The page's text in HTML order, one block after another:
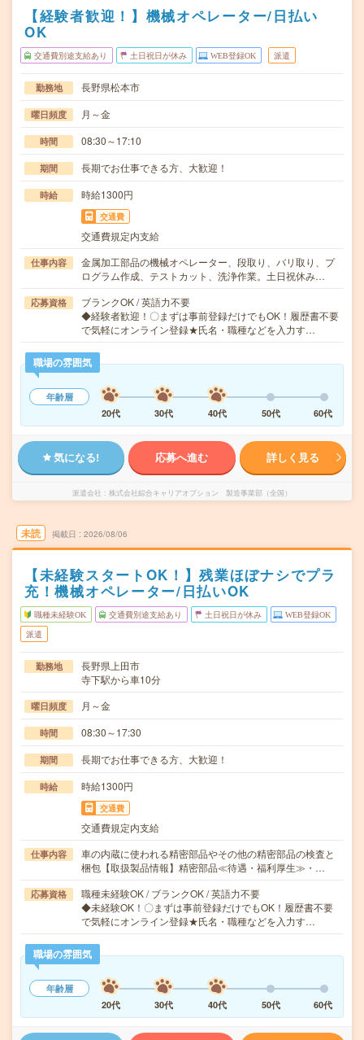
【経験者歓迎！】機械オペレーター/日払い
OK
交通費別途支給あり 土日祝日が休み WEB登録OK 派遣
勤務地 長野県松本市
曜日頻度 月～金
時間 08:30～17:10
期間 長期でお仕事できる方、大歓迎！
時給 時給1300円
交通費
交通費規定内支給
仕事内容
金属加工部品の機械オペレーター、段取り、バリ取り、プ
ログラム作成、テストカット、洗浄作業。土日祝休み…
応募資格
ブランクOK / 英語力不要
◆経験者歓迎！〇まずは事前登録だけでもOK！履歴書不要
で気軽にオンライン登録★氏名・職種などを入力す…
職場の雰囲気
年齢層
20代
30代 40代 50代 60代
気になる! 応募へ進む 詳しく見る
派遣会社 株式会社綜合キャリアオプション 製造事業部（全国）
未読 掲載日 2026/08/06
【未経験スタートOK！】残業ほぼナシでプラ
充！機械オペレーター/日払いOK
職種未経験OK 交通費別途支給あり 土日祝日が休み WEB登録OK
派遣
勤務地
長野県上田市
寺下駅から車10分
曜日頻度 月～金
時間 08:30～17:30
期間 長期でお仕事できる方、大歓迎！
時給 時給1300円
交通費
交通費規定内支給
仕事内容
車の内蔵に使われる精密部品やその他の精密部品の検査と
梱包【取扱製品情報】精密部品≪待遇・福利厚生≫・…
応募資格
職種未経験OK / ブランクOK / 英語力不要
◆未経験OK！〇まずは事前登録だけでもOK！履歴書不要
で気軽にオンライン登録★氏名・職種などを入力す…
職場の雰囲気
年齢層
20代
30代 40代 50代 60代